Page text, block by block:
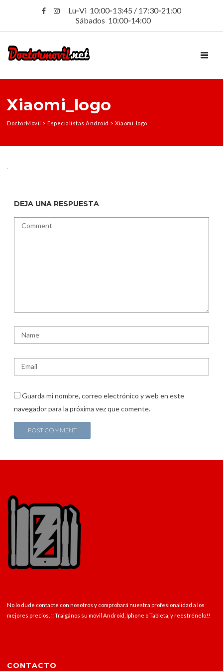
Lu‑Vi 10:00‑13:45 / 17:30‑21:00
Sábados 10:00‑14:00
Xiaomi_logo
DoctorMovil > Especialistas Android > Xiaomi_logo
DEJA UNA RESPUESTA
Guarda mi nombre, correo electrónico y web en este
navegador para la próxima vez que comente.
No lo dude contacte con nosotros y comprobará nuestra profesionalidad a los
mejores precios. ¡¡Traigános su móvil Android, Iphone o Tableta, y reestrénelo!!
CONTACTO